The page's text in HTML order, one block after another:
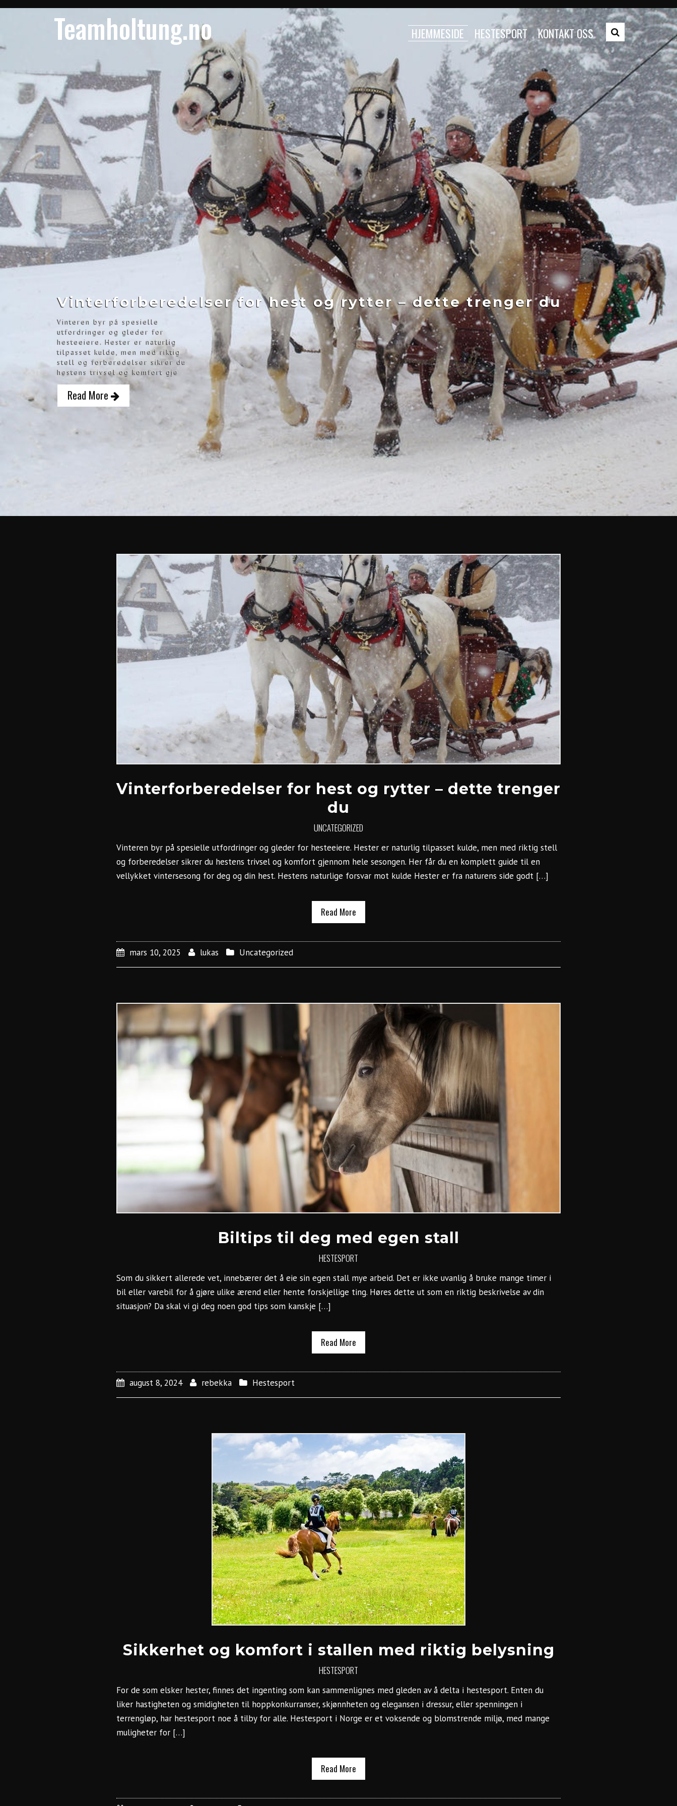
Teamholtung.no HJEMMESIDE HESTESPORT KONTAKT OSS
Vinterforberedelser for hest og rytter – dette trenger du
Vinteren byr på spesielle
utfordringer og gleder for
hesteeiere. Hester er naturlig
tilpasset kulde, men med riktig
stell og forberedelser sikrer du
hestens trivsel og komfort gje
Read More
Vinterforberedelser for hest og rytter – dette trenger
du
UNCATEGORIZED
Vinteren byr på spesielle utfordringer og gleder for hesteeiere. Hester er naturlig tilpasset kulde, men med riktig stell
og forberedelser sikrer du hestens trivsel og komfort gjennom hele sesongen. Her får du en komplett guide til en
vellykket vintersesong for deg og din hest. Hestens naturlige forsvar mot kulde Hester er fra naturens side godt […]
Read More
mars 10, 2025 lukas Uncategorized
Biltips til deg med egen stall
HESTESPORT
Som du sikkert allerede vet, innebærer det å eie sin egen stall mye arbeid. Det er ikke uvanlig å bruke mange timer i
bil eller varebil for å gjøre ulike ærend eller hente forskjellige ting. Høres dette ut som en riktig beskrivelse av din
situasjon? Da skal vi gi deg noen god tips som kanskje […]
Read More
august 8, 2024 rebekka Hestesport
Sikkerhet og komfort i stallen med riktig belysning
HESTESPORT
For de som elsker hester, finnes det ingenting som kan sammenlignes med gleden av å delta i hestesport. Enten du
liker hastigheten og smidigheten til hoppkonkurranser, skjønnheten og elegansen i dressur, eller spenningen i
terrengløp, har hestesport noe å tilby for alle. Hestesport i Norge er et voksende og blomstrende miljø, med mange
muligheter for […]
Read More